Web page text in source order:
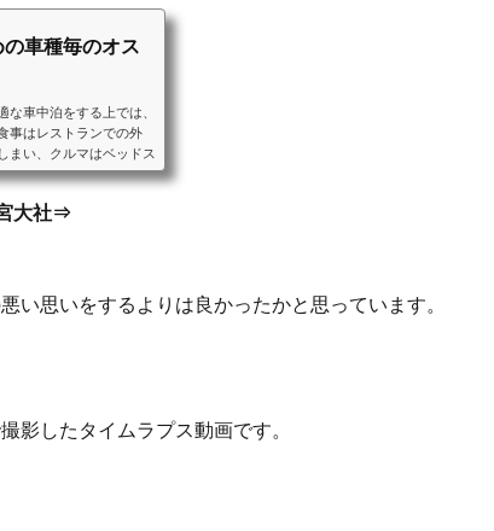
の車種毎のオス
車中泊をする上では、
事はレストランでの外
まい、クルマはベッドス
すすめします。ベッドス
をご紹介します。ミニ
大社⇒
い思いをするよりは良かったかと思っています。
影したタイムラプス動画です。